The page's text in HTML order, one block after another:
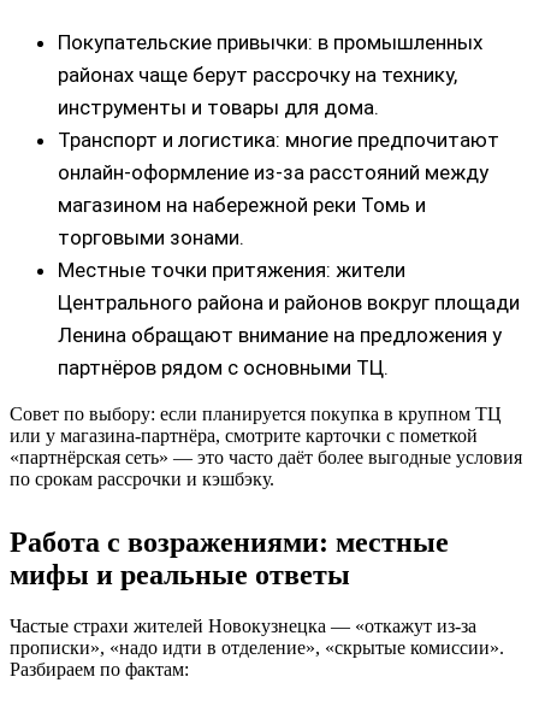
Покупательские привычки: в промышленных
районах чаще берут рассрочку на технику,
инструменты и товары для дома.
Транспорт и логистика: многие предпочитают
онлайн-оформление из‑за расстояний между
магазином на набережной реки Томь и
торговыми зонами.
Местные точки притяжения: жители
Центрального района и районов вокруг площади
Ленина обращают внимание на предложения у
партнёров рядом с основными ТЦ.
Совет по выбору: если планируется покупка в крупном ТЦ
или у магазина-партнёра, смотрите карточки с пометкой
«партнёрская сеть» — это часто даёт более выгодные условия
по срокам рассрочки и кэшбэку.
Работа с возражениями: местные
мифы и реальные ответы
Частые страхи жителей Новокузнецка — «откажут из‑за
прописки», «надо идти в отделение», «скрытые комиссии».
Разбираем по фактам: